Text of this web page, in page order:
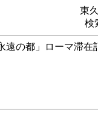
東
検
「永遠の都」